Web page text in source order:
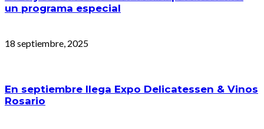
un programa especial
18 septiembre, 2025
En septiembre llega Expo Delicatessen & Vinos
Rosario